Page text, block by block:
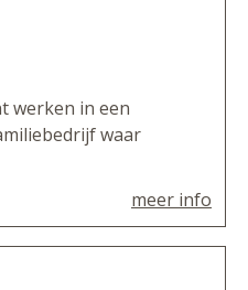
werken in een
waar
meer info